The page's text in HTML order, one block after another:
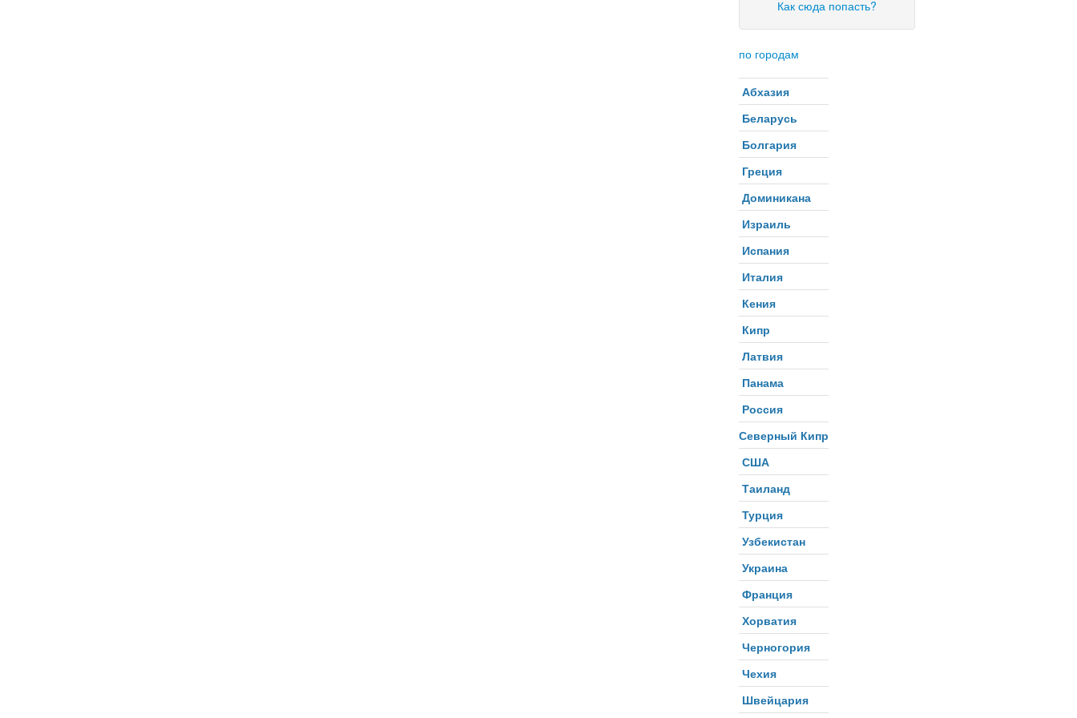
Как сюда попасть?
по городам
Абхазия
Беларусь
Болгария
Греция
Доминикана
Израиль
Испания
Италия
Кения
Кипр
Латвия
Панама
Россия
Северный Кипр
США
Таиланд
Турция
Узбекистан
Украина
Франция
Хорватия
Черногория
Чехия
Швейцария